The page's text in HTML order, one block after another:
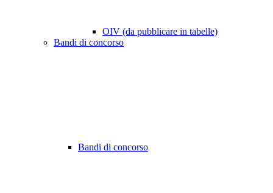
OIV (da pubblicare in tabelle)
Bandi di concorso
Bandi di concorso